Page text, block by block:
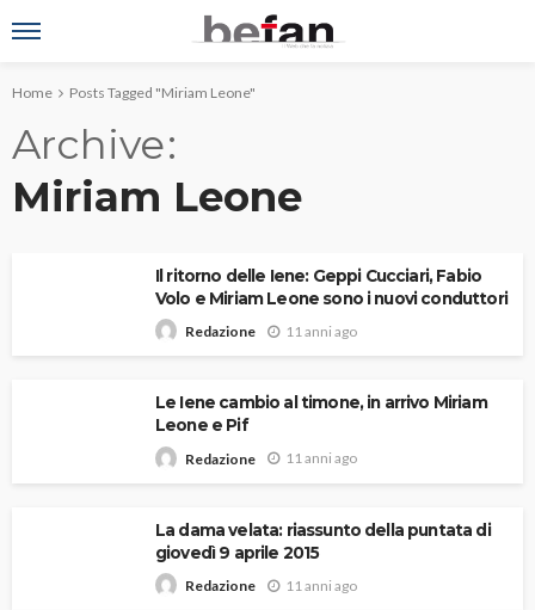
Home Posts Tagged "Miriam Leone"
Archive
Miriam Leone
Il ritorno delle Iene: Geppi Cucciari, Fabio
Volo e Miriam Leone sono i nuovi conduttori
Redazione 11 anni ago
Le Iene cambio al timone, in arrivo Miriam
Leone e Pif
Redazione 11 anni ago
La dama velata: riassunto della puntata di
giovedì 9 aprile 2015
Redazione 11 anni ago